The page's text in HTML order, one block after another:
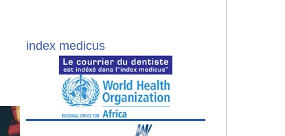
index medicus